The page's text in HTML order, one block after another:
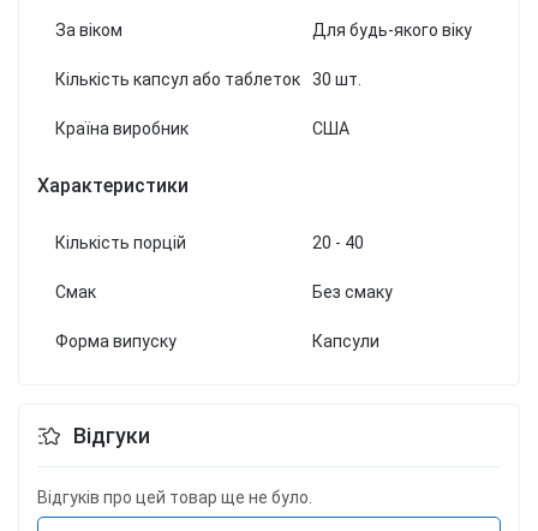
За віком Для будь-якого віку
Кількість капсул або таблеток 30 шт.
Країна виробник США
Характеристики
Кількість порцій 20 - 40
Смак Без смаку
Форма випуску Капсули
Відгуки
Відгуків про цей товар ще не було.